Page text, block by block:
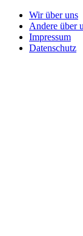
Wir über uns
Andere über
Impressum
Datenschutz